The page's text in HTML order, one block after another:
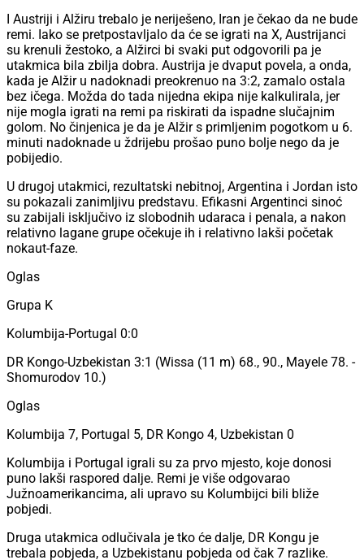
I Austriji i Alžiru trebalo je neriješeno, Iran je čekao da ne bude
remi. Iako se pretpostavljalo da će se igrati na X, Austrijanci
su krenuli žestoko, a Alžirci bi svaki put odgovorili pa je
utakmica bila zbilja dobra. Austrija je dvaput povela, a onda,
kada je Alžir u nadoknadi preokrenuo na 3:2, zamalo ostala
bez ičega. Možda do tada nijedna ekipa nije kalkulirala, jer
nije mogla igrati na remi pa riskirati da ispadne slučajnim
golom. No činjenica je da je Alžir s primljenim pogotkom u 6.
minuti nadoknade u ždrijebu prošao puno bolje nego da je
pobijedio.
U drugoj utakmici, rezultatski nebitnoj, Argentina i Jordan isto
su pokazali zanimljivu predstavu. Efikasni Argentinci sinoć
su zabijali isključivo iz slobodnih udaraca i penala, a nakon
relativno lagane grupe očekuje ih i relativno lakši početak
nokaut-faze.
Oglas
Grupa K
Kolumbija-Portugal 0:0
DR Kongo-Uzbekistan 3:1 (Wissa (11 m) 68., 90., Mayele 78. -
Shomurodov 10.)
Oglas
Kolumbija 7, Portugal 5, DR Kongo 4, Uzbekistan 0
Kolumbija i Portugal igrali su za prvo mjesto, koje donosi
puno lakši raspored dalje. Remi je više odgovarao
Južnoamerikancima, ali upravo su Kolumbijci bili bliže
pobjedi.
Druga utakmica odlučivala je tko će dalje, DR Kongu je
trebala pobjeda, a Uzbekistanu pobjeda od čak 7 razlike.